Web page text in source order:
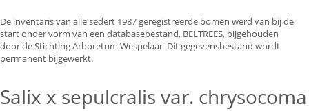
o
n
t
e
n
De inventaris van alle sedert 1987 geregistreerde bomen werd van bij de
start onder vorm van een databasebestand, BELTREES, bijgehouden
door de Stichting Arboretum Wespelaar Dit gegevensbestand wordt
permanent bijgewerkt.
Salix x sepulcralis var. chrysocoma